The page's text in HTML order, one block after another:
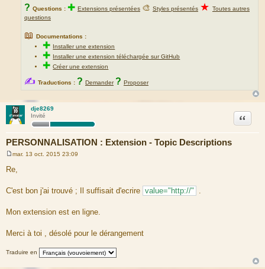
? Questions : ✚ Extensions présentées 🎨 Styles présentés ★ Toutes autres
questions
📖 Documentations :
✚ Installer une extension
✚ Installer une extension téléchargée sur GitHub
✚Créer une extension
✍ Traductions : ? Demander ? Proposer
dje8269
Invité
PERSONNALISATION : Extension - Topic Descriptions
Citation
s
g
mar. 13 oct. 2015 23:09
Re,
C'est bon j'ai trouvé ; Il suffisait d'ecrire value="http://"
Mon extension est en ligne.
Merci à toi , désolé pour le dérangement
Traduire en